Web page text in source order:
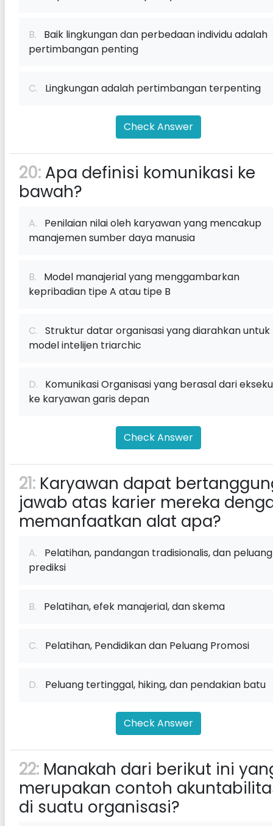
B. Baik lingkungan dan perbedaan individu adalah
pertimbangan penting
C. Lingkungan adalah pertimbangan terpenting
Check Answer
20: Apa definisi komunikasi ke
bawah?
A. Penilaian nilai oleh karyawan yang mencakup
manajemen sumber daya manusia
B. Model manajerial yang menggambarkan
kepribadian tipe A atau tipe B
C. Struktur datar organisasi yang diarahkan untuk
model intelijen triarchic
D. Komunikasi Organisasi yang berasal dari
ke karyawan garis depan
Check Answer
21: Karyawan dapat
jawab atas karier mereka
memanfaatkan alat apa?
A. Pelatihan, pandangan tradisionalis, dan peluang
prediksi
B. Pelatihan, efek manajerial, dan skema
C. Pelatihan, Pendidikan dan Peluang Promosi
D. Peluang tertinggal, hiking, dan pendakian batu
Check Answer
22: Manakah dari berikut ini
merupakan contoh
di suatu organisasi?